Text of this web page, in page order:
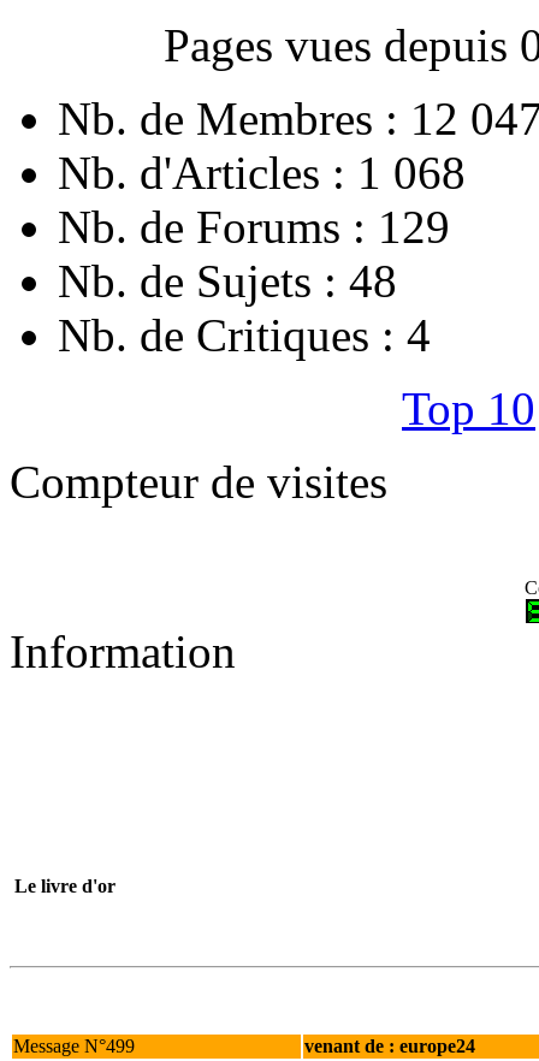
Pages vues
Nb. de Membres : 12
Nb. d'Articles : 1 068
Nb. de Forums : 129
Nb. de Sujets : 48
Nb. de Critiques : 4
Top 10
Compteur de visites
Information
Le livre d'or
Message N°499
venant de : europe24